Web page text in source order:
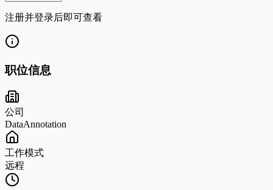
注册并登录后即可查看
职位信息
公司
DataAnnotation
工作模式
远程